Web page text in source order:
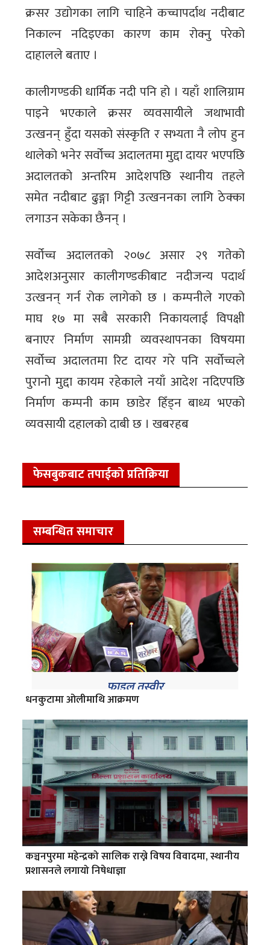
क्रसर उद्योगका लागि चाहिने कच्चापर्दाथ नदीबाट
निकाल्न नदिइएका कारण काम रोक्नु परेको
दाहालले बताए ।
कालीगण्डकी धार्मिक नदी पनि हो । यहाँ शालिग्राम
पाइने भएकाले क्रसर व्यवसायीले जथाभावी
उत्खनन् हुँदा यसको संस्कृति र सभ्यता नै लोप हुन
थालेको भनेर सर्वोच्च अदालतमा मुद्दा दायर भएपछि
अदालतको अन्तरिम आदेशपछि स्थानीय तहले
समेत नदीबाट ढुङ्गा गिट्टी उत्खननका लागि ठेक्का
लगाउन सकेका छैनन् ।
सर्वोच्च अदालतको २०७८ असार २९ गतेको
आदेशअनुसार कालीगण्डकीबाट नदीजन्य पदार्थ
उत्खनन् गर्न रोक लागेको छ । कम्पनीले गएको
माघ १७ मा सबै सरकारी निकायलाई विपक्षी
बनाएर निर्माण सामग्री व्यवस्थापनका विषयमा
सर्वोच्च अदालतमा रिट दायर गरे पनि सर्वोच्चले
पुरानो मुद्दा कायम रहेकाले नयाँ आदेश नदिएपछि
निर्माण कम्पनी काम छाडेर हिँड्न बाध्य भएको
व्यवसायी दहालको दाबी छ । खबरहब
फेसबुकबाट तपाईको प्रतिक्रिया
सम्बन्धित समाचार
धनकुटामा ओलीमाथि आक्रमण
कञ्चनपुरमा महेन्द्रको सालिक राख्ने विषय विवादमा, स्थानीय
प्रशासनले लगायो निषेधाज्ञा